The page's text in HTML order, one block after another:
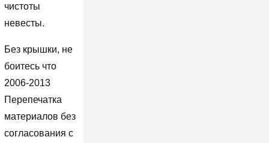
чистоты
невесты.
Без крышки, не
боитесь что
2006-2013
Перепечатка
материалов без
согласования с